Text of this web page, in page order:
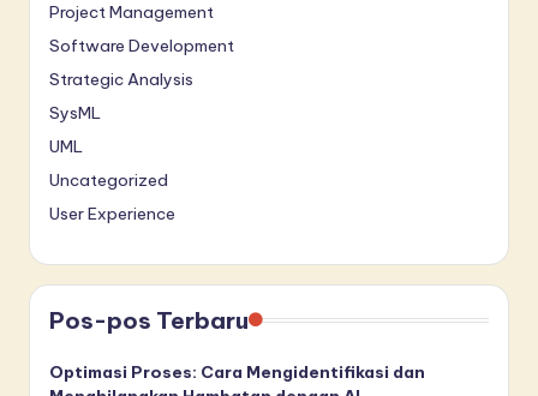
Project Management
Software Development
Strategic Analysis
SysML
UML
Uncategorized
User Experience
Pos-pos Terbaru
Optimasi Proses: Cara Mengidentifikasi dan